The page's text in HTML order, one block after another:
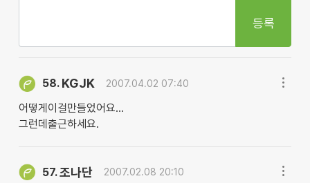
등록
58. KGJK 2007.04.02 07:40
어떻게이걸만들었어요...
그런데출근하세요.
57.조나단 2007.02.08 20:10